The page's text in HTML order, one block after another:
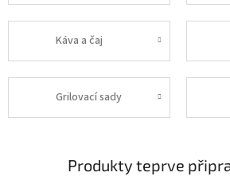
Káva a čaj
Grilovací sady
Produkty teprve